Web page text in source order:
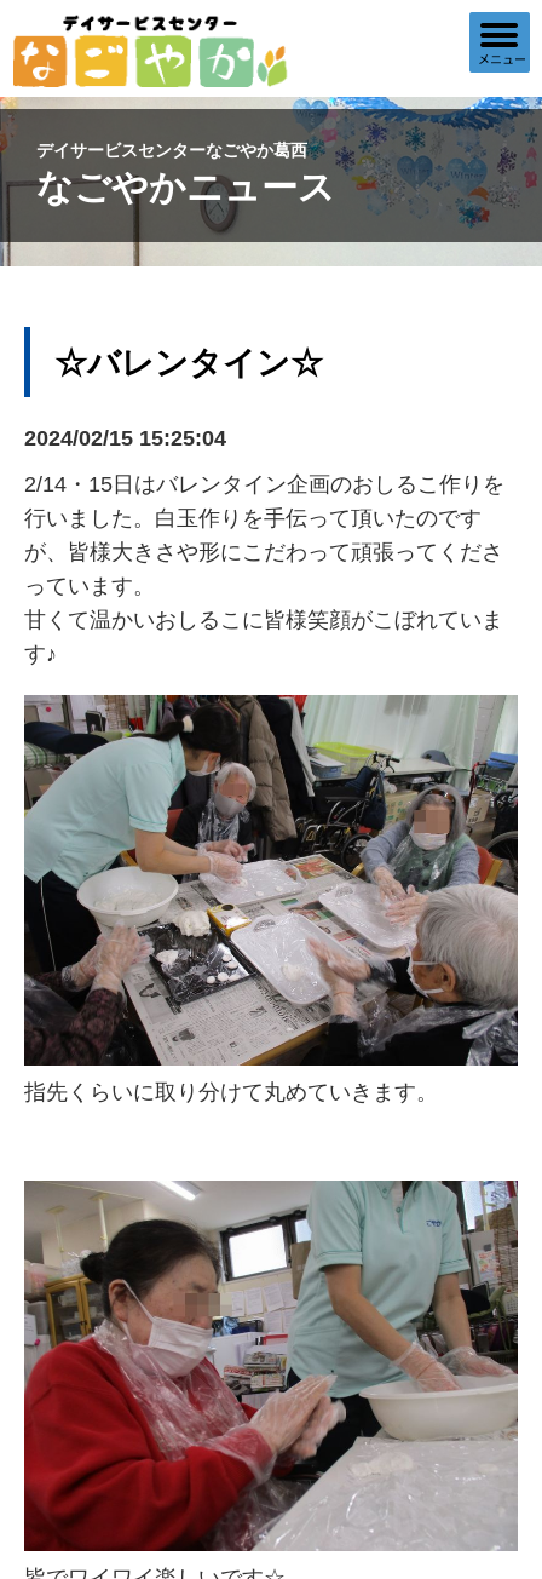
デイサービスセンターなごやか葛西
なごやかニュース
☆バレンタイン☆
2024/02/15 15:25:04
2/14・15日はバレンタイン企画のおしるこ作りを
行いました。白玉作りを手伝って頂いたのです
が、皆様大きさや形にこだわって頑張ってくださ
っています。
甘くて温かいおしるこに皆様笑顔がこぼれていま
す♪
指先くらいに取り分けて丸めていきます。